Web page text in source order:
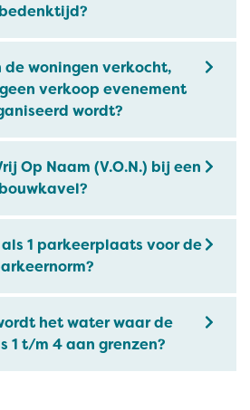
bedenktijd?
de woningen verkocht,
verkoop evenement
wordt?
Op Naam (V.O.N.) bij een
bouwkavel?
1 parkeerplaats voor de
het water waar de
1 t/m 4 aan grenzen?